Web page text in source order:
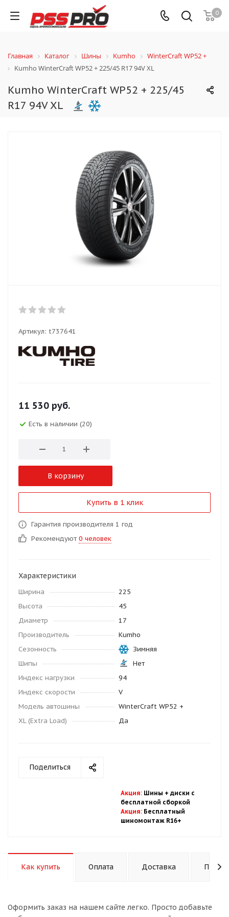
0
Главная Каталог Шины Kumho
WinterCraft WP52 +
Kumho WinterCraft WP52 + 225/45 R17 94V XL
Kumho WinterCraft WP52 + 225/45
R17 94V XL
Артикул: t737641
11 530 руб.
Есть в наличии (20)
В корзину
Купить в 1 клик
Гарантия производителя 1 год
Рекомендуют 0 человек
Характеристики
Ширина
225
Высота
45
Диаметр
17
Производитель
Kumho
Сезонность
Зимняя
Шипы
Нет
Индекс нагрузки
94
Индекс скорости
V
Модель автошины
WinterCraft WP52 +
XL (Extra Load)
Да
Поделиться
Акция: Шины + диски с
бесплатной сборкой
Акция: Бесплатный
шиномонтаж R16+
Как купить Оплата Доставка
Оформить заказ на нашем сайте легко. Просто добавьте